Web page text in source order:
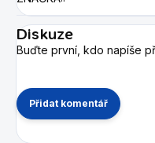
Diskuze
Buďte první, kdo napíše
Přidat komentář